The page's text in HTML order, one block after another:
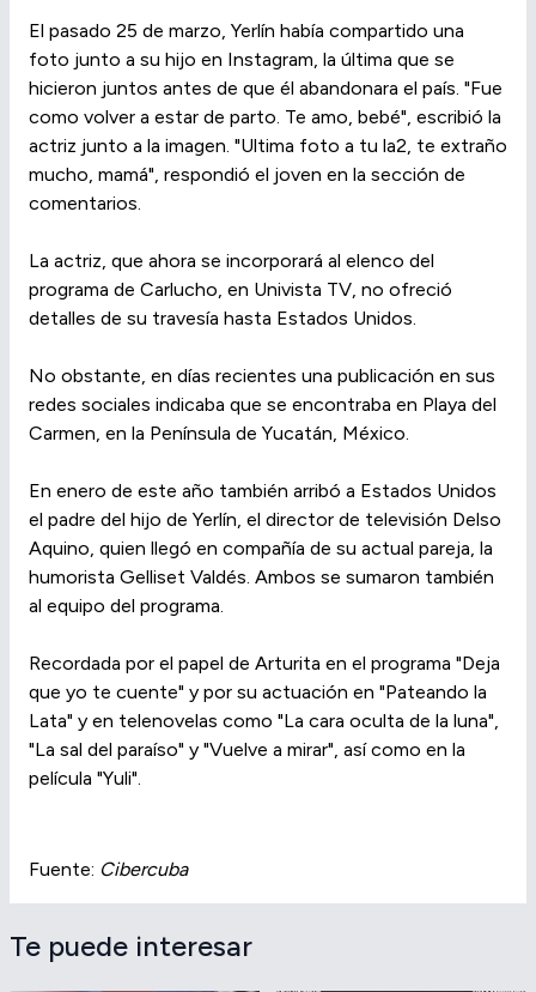
El pasado 25 de marzo, Yerlín había compartido una
foto junto a su hijo en Instagram, la última que se
hicieron juntos antes de que él abandonara el país. "Fue
como volver a estar de parto. Te amo, bebé", escribió la
actriz junto a la imagen. "Ultima foto a tu la2, te extraño
mucho, mamá", respondió el joven en la sección de
comentarios.
La actriz, que ahora se incorporará al elenco del
programa de Carlucho, en Univista TV, no ofreció
detalles de su travesía hasta Estados Unidos.
No obstante, en días recientes una publicación en sus
redes sociales indicaba que se encontraba en Playa del
Carmen, en la Península de Yucatán, México.
En enero de este año también arribó a Estados Unidos
el padre del hijo de Yerlín, el director de televisión Delso
Aquino, quien llegó en compañía de su actual pareja, la
humorista Gelliset Valdés. Ambos se sumaron también
al equipo del programa.
Recordada por el papel de Arturita en el programa "Deja
que yo te cuente" y por su actuación en "Pateando la
Lata" y en telenovelas como "La cara oculta de la luna",
"La sal del paraíso" y "Vuelve a mirar", así como en la
película "Yuli".
Fuente: Cibercuba
Te puede interesar